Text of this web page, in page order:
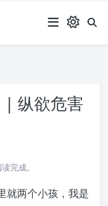
| 纵欲危害
完成。
就两个小孩，我是